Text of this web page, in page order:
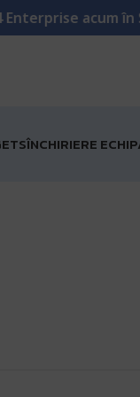
acum în STOC!
ÎNCHIRIERE